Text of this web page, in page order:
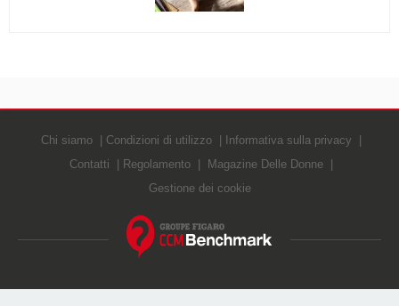
Chi siamo Condizioni di utilizzo
Informativa sulla privacy
Contatti
Regolamento
Magazine Delle Donne
Gestione dei cookie